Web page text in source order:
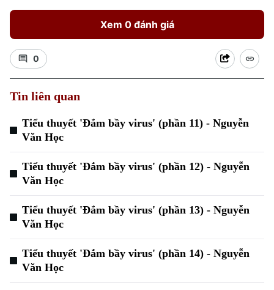
Xem 0 đánh giá
0
Tin liên quan
Tiểu thuyết 'Đắm bầy virus' (phần 11) - Nguyễn
Văn Học
Tiểu thuyết 'Đắm bầy virus' (phần 12) - Nguyễn
Văn Học
Tiểu thuyết 'Đắm bầy virus' (phần 13) - Nguyễn
Văn Học
Tiểu thuyết 'Đắm bầy virus' (phần 14) - Nguyễn
Văn Học